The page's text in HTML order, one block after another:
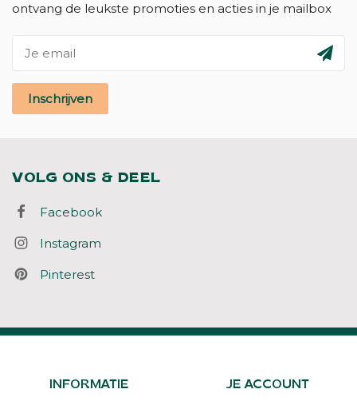
ontvang de leukste promoties en acties in je mailbox
Inschrijven
VOLG ONS & DEEL
Facebook
Instagram
Pinterest
INFORMATIE JE ACCOUNT